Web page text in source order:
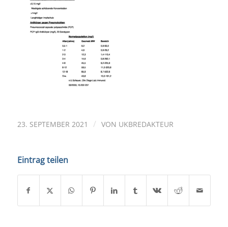
23. SEPTEMBER 2021 / VON UKBREDAKTEUR
Eintrag teilen